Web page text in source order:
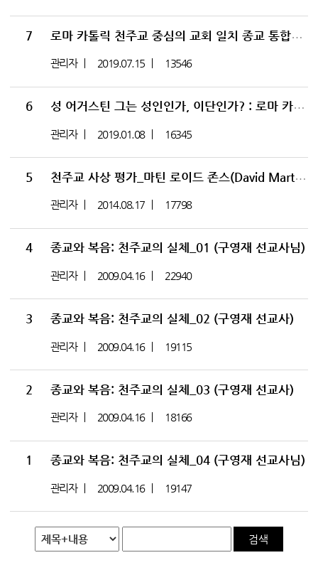
7 로마 카톨릭 천주교 중심의 교회 일치 종교 통합의 실상_WCC와 WEA 커넥션
관리자 2019.07.15 13546
6 성 어거스틴 그는 성인인가, 이단인가? : 로마 카톨릭 교회의 성 아우구스티누스
관리자 2019.01.08 16345
5 천주교 사상 평가_마틴 로이드 존스(David Martyn Lloyd Jones)
관리자 2014.08.17 17798
4 종교와 복음: 천주교의 실체_01 (구영재 선교사님)
관리자 2009.04.16 22940
3 종교와 복음: 천주교의 실체_02 (구영재 선교사)
관리자 2009.04.16 19115
2 종교와 복음: 천주교의 실체_03 (구영재 선교사)
관리자 2009.04.16 18166
1 종교와 복음: 천주교의 실체_04 (구영재 선교사님)
관리자 2009.04.16 19147
검색